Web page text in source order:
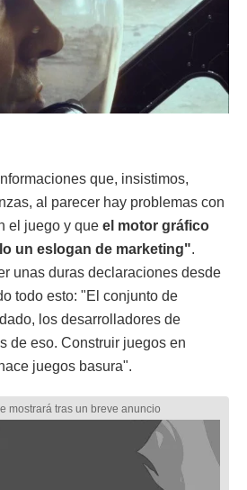
que, insistimos,
al parecer hay problemas con
el juego y que el motor gráfico
un eslogan de marketing".
unas duras declaraciones desde
todo esto: "El conjunto de
los desarrolladores de
de eso. Construir juegos en
juegos basura".